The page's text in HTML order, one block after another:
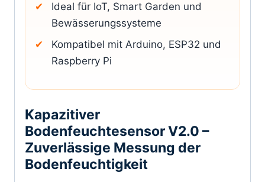
Ideal für IoT, Smart Garden und
Bewässerungssysteme
Kompatibel mit Arduino, ESP32 und
Raspberry Pi
Kapazitiver
Bodenfeuchtesensor V2.0 –
Zuverlässige Messung der
Bodenfeuchtigkeit